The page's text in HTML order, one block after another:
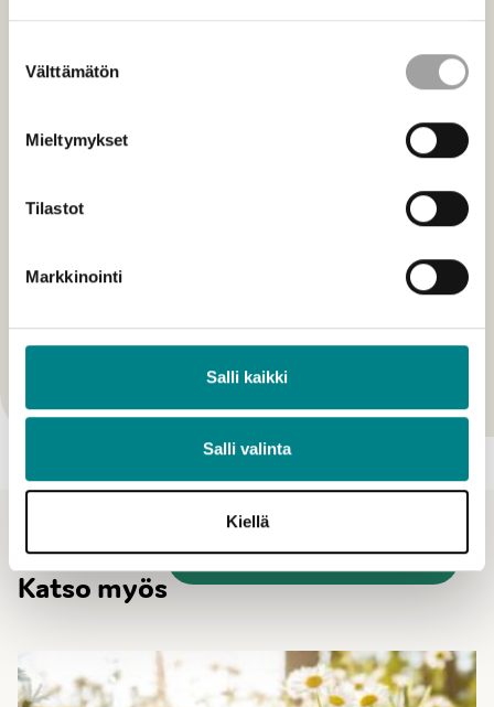
valinta
Välttämätön
Mieltymykset
Tilastot
Markkinointi
Salli kaikki
Salli valinta
Kiellä
Hankkeet
Kiinteistötiedon ja IoT-ratkaisujen hallinta
Ajankohtaiset
Katso myös
Katso kaikki ajankohtaiset